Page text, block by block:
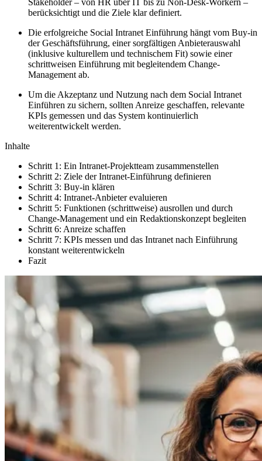
berücksichtigt und die Ziele klar definiert.
Die erfolgreiche Social Intranet Einführung hängt vom Buy-in
der Geschäftsführung, einer sorgfältigen Anbieterauswahl
(inklusive kulturellem und technischem Fit) sowie einer
schrittweisen Einführung mit begleitendem Change-
Management ab.
Um die Akzeptanz und Nutzung nach dem Social Intranet
Einführen zu sichern, sollten Anreize geschaffen, relevante
KPIs gemessen und das System kontinuierlich
weiterentwickelt werden.
Inhalte
Schritt 1: Ein Intranet-Projektteam zusammenstellen
Schritt 2: Ziele der Intranet-Einführung definieren
Schritt 3: Buy-in klären
Schritt 4: Intranet-Anbieter evaluieren
Schritt 5: Funktionen (schrittweise) ausrollen und durch
Change-Management und ein Redaktionskonzept begleiten
Schritt 6: Anreize schaffen
Schritt 7: KPIs messen und das Intranet nach Einführung
konstant weiterentwickeln
Fazit